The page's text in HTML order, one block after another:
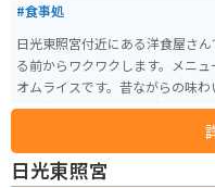
#食事処
日光東照宮付近にある洋食屋さ
る前からワクワクします。メニ
オムライスです。昔ながらの味
な感覚を味わえます。デザート
癖になります。チーズケーキは
日光東照宮